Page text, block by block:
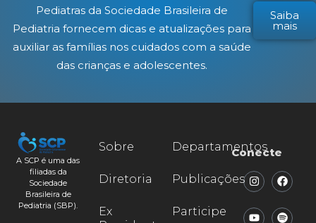
Pediatras da Sociedade Brasileira de
Pediatria fornecem dicas e atualizações para
auxiliar as famílias nos cuidados com a saúde
das crianças e adolescentes.
Saiba
mais
A SCP é uma das
filiadas da
Sociedade
Brasileira de
Pediatria (SBP).
Sobre
Diretoria
Ex
Departamentos
Publicações
Participe
Conecte